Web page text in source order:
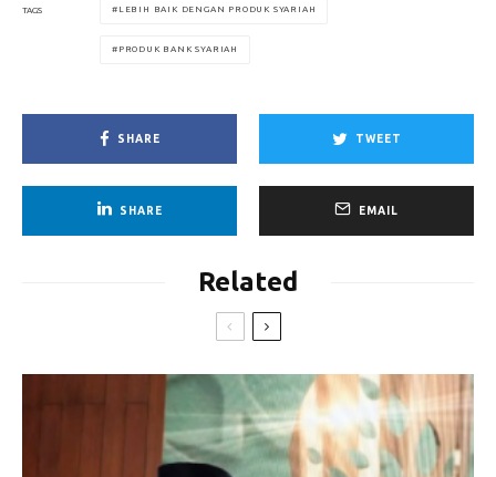
TAGS LEBIH BAIK DENGAN PRODUK SYARIAH
PRODUK BANK SYARIAH
SHARE TWEET
SHARE EMAIL
Related